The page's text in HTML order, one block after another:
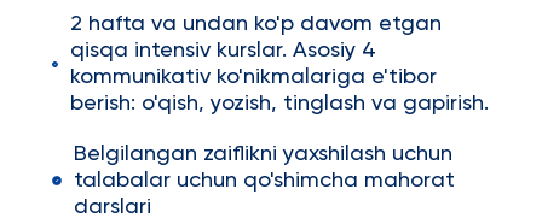
2 hafta va undan ko'p davom etgan
qisqa intensiv kurslar. Asosiy 4
kommunikativ ko'nikmalariga e'tibor
berish: o'qish, yozish, tinglash va gapirish.
Belgilangan zaiflikni yaxshilash uchun
talabalar uchun qo'shimcha mahorat
darslari